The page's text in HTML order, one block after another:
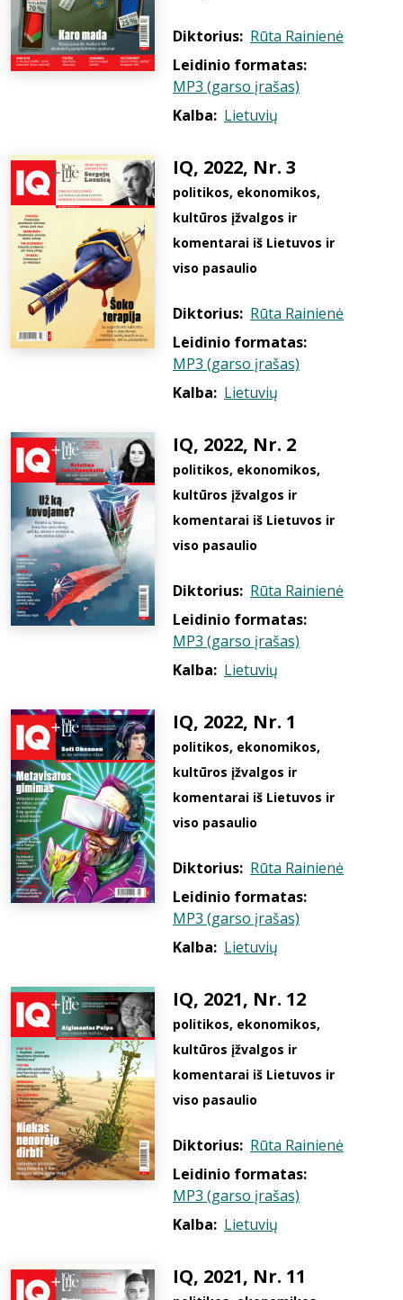
Diktorius: Rūta Rainienė
Leidinio formatas:
MP3 (garso įrašas)
Kalba: Lietuvių
IQ, 2022, Nr. 3
politikos, ekonomikos,
kultūros įžvalgos ir
komentarai iš Lietuvos ir
viso pasaulio
Diktorius: Rūta Rainienė
Leidinio formatas:
MP3 (garso įrašas)
Kalba: Lietuvių
IQ, 2022, Nr. 2
politikos, ekonomikos,
kultūros įžvalgos ir
komentarai iš Lietuvos ir
viso pasaulio
Diktorius: Rūta Rainienė
Leidinio formatas:
MP3 (garso įrašas)
Kalba: Lietuvių
IQ, 2022, Nr. 1
politikos, ekonomikos,
kultūros įžvalgos ir
komentarai iš Lietuvos ir
viso pasaulio
Diktorius: Rūta Rainienė
Leidinio formatas:
MP3 (garso įrašas)
Kalba: Lietuvių
IQ, 2021, Nr. 12
politikos, ekonomikos,
kultūros įžvalgos ir
komentarai iš Lietuvos ir
viso pasaulio
Diktorius: Rūta Rainienė
Leidinio formatas:
MP3 (garso įrašas)
Kalba: Lietuvių
IQ, 2021, Nr. 11